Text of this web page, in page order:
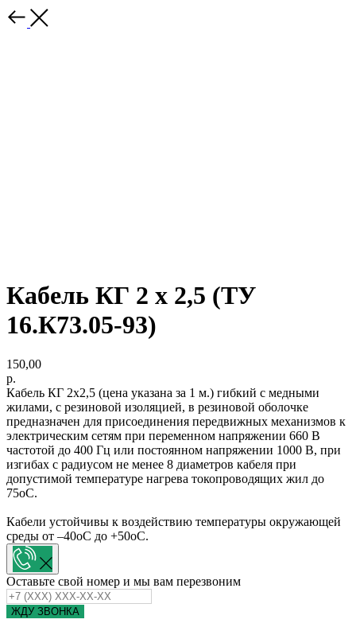
Кабель КГ 2 х 2,5 (ТУ
16.К73.05-93)
150,00
р.
Кабель КГ 2х2,5 (цена указана за 1 м.) гибкий с медными
жилами, с резиновой изоляцией, в резиновой оболочке
предназначен для присоединения передвижных механизмов к
электрическим сетям при переменном напряжении 660 В
частотой до 400 Гц или постоянном напряжении 1000 В, при
изгибах с радиусом не менее 8 диаметров кабеля при
допустимой температуре нагрева токопроводящих жил до
75оС.
Кабели устойчивы к воздействию температуры окружающей
среды от –40оС до +50оС.
Оставьте свой номер и мы вам перезвоним
ЖДУ ЗВОНКА